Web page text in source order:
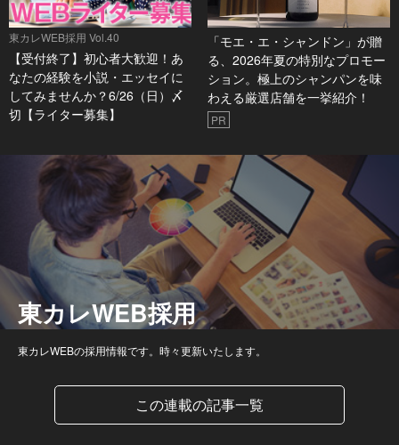
東カレWEB採用 Vol.40
【受付終了】初心者大歓迎！あ
なたの経験を小説・エッセイに
してみませんか？6/26（日）〆
切【ライター募集】
「モエ・エ・シャンドン」が贈
る、2026年夏の特別なプロモー
ション。極上のシャンパンを味
わえる厳選店舗を一挙紹介！
PR
東カレWEB採用
東カレWEBの採用情報です。時々更新いたします。
この連載の記事一覧